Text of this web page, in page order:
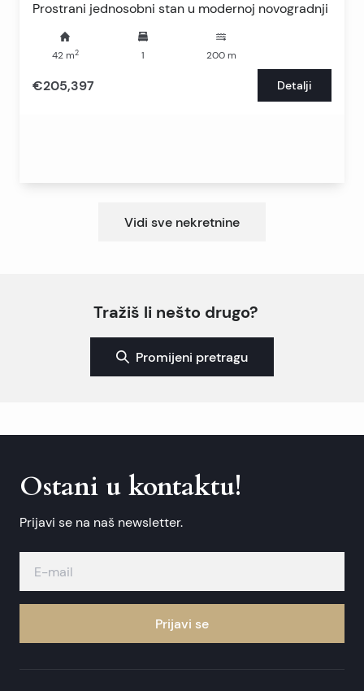
Prostrani jednosobni stan u modernoj novogradnji
42m2 1 200m
€205,397 Detalji
Vidi sve nekretnine
Tražiš li nešto drugo?
Promijeni pretragu
Ostani u kontaktu!
Prijavi se na naš newsletter.
Prijavi se